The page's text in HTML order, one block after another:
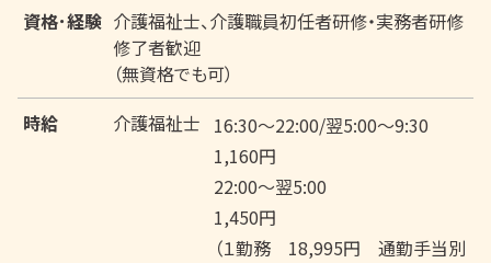
資格･経験 介護福祉士、介護職員初任者研修・実務者研修
修了者歓迎
（無資格でも可）
時給
介護福祉士 16:30～22:00/翌5:00～9:30
1,160円
22:00～翌5:00
1,450円
（１勤務 18,995円 通勤手当別